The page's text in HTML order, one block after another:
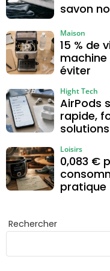
savon
15 % de
éviter
Maison
AirPods
rapide,
Hight Tech
0,083 €
pratique
Loisirs
Rechercher